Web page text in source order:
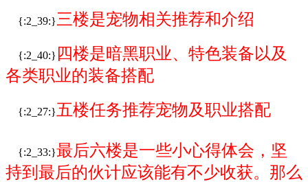
{:2_39:}三楼是宠物相关推荐和介绍
{:2_40:} 四楼是暗黑职业、特色装备以及
各类职业的装备搭配
{:2_27:}五楼任务推荐宠物及职业搭配
{:2_33:}最后六楼是一些小心得体会，坚
持到最后的伙计应该能有不少收获。那么